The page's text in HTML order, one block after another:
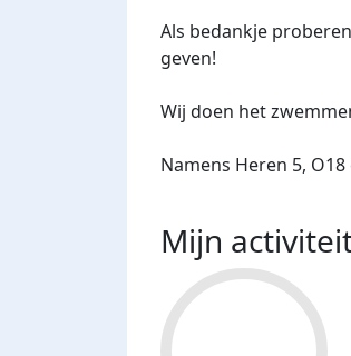
Als bedankje
geven!
Wij doen het
Namens Heren 5,
Mijn